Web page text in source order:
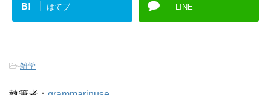
B! はてブ LINE
-雑学